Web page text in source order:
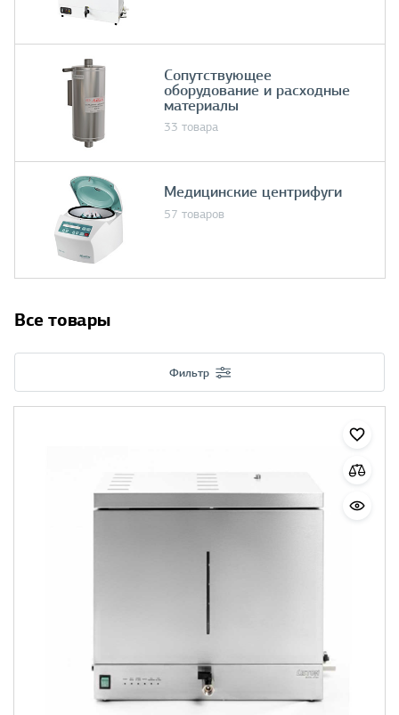
Сопутствующее
оборудование и расходные
материалы
33 товара
Медицинские центрифуги
57 товаров
Все товары
Фильтр